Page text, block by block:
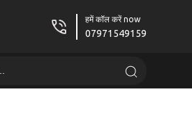
हमें कॉल करें now
07971549159